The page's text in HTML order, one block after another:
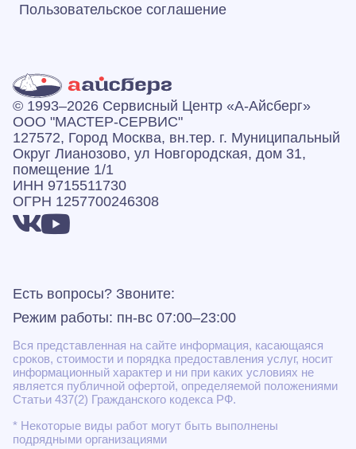
Пользовательское соглашение
© 1993–2026 Сервисный Центр «А‑Айсберг»
ООО "МАСТЕР-СЕРВИС"
127572, Город Москва, вн.тер. г. Муниципальный
Округ Лианозово, ул Новгородская, дом 31,
помещение 1/1
ИНН 9715511730
ОГРН 1257700246308
Есть вопросы? Звоните:
Режим работы: пн-вс 07:00–23:00
Вся представленная на сайте информация, касающаяся
сроков, стоимости и порядка предоставления услуг, носит
информационный характер и ни при каких условиях не
является публичной офертой, определяемой положениями
Статьи 437(2) Гражданского кодекса РФ.
* Некоторые виды работ могут быть выполнены
подрядными организациями